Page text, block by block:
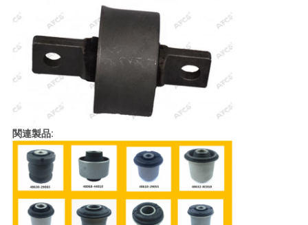
く
だ
さ
い
関連製品: